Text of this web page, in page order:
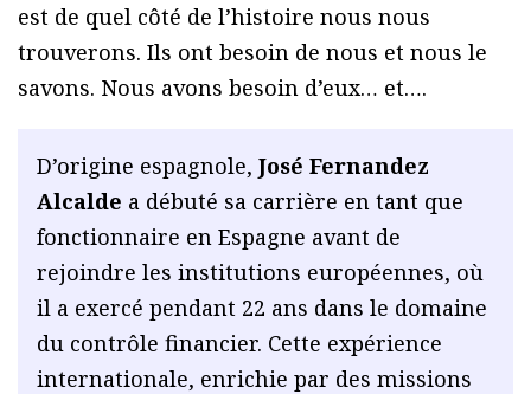
est de quel côté de l’histoire nous nous
trouverons. Ils ont besoin de nous et nous le
savons. Nous avons besoin d’eux… et….
D’origine espagnole, José Fernandez
Alcalde a débuté sa carrière en tant que
fonctionnaire en Espagne avant de
rejoindre les institutions européennes, où
il a exercé pendant 22 ans dans le domaine
du contrôle financier. Cette expérience
internationale, enrichie par des missions